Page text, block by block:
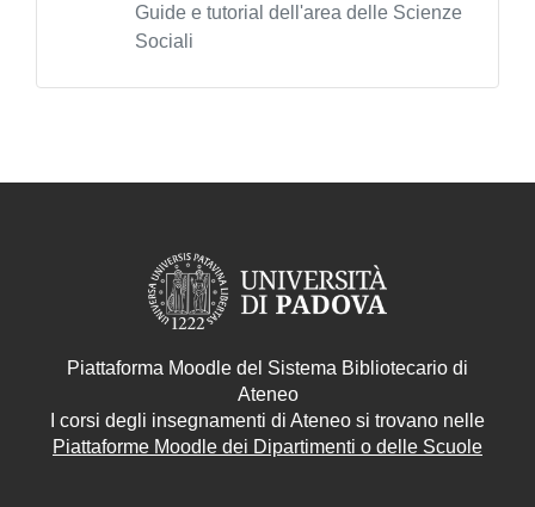
Guide e tutorial dell'area delle Scienze
Sociali
Piattaforma Moodle del Sistema Bibliotecario di
Ateneo
I corsi degli insegnamenti di Ateneo si trovano nelle
Piattaforme Moodle dei Dipartimenti o delle Scuole